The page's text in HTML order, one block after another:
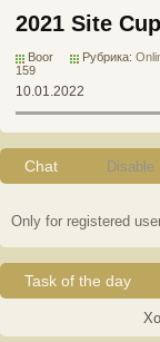
2021 Site
Boor Рубрика:
159
10.01.2022
Chat Disable
Only for registered
Task of the day